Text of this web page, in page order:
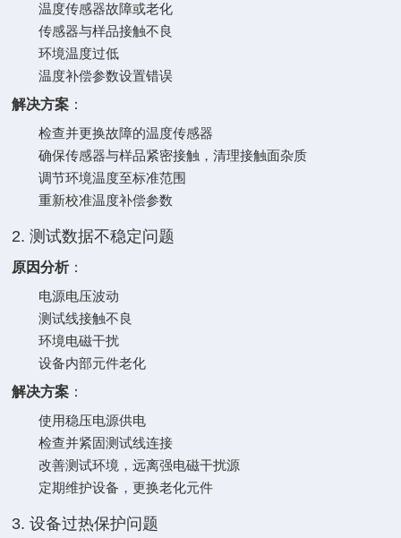
温度传感器故障或老化
传感器与样品接触不良
环境温度过低
温度补偿参数设置错误
解决方案 ‌：
检查并更换故障的温度传感器
确保传感器与样品紧密接触，清理接触面杂质
调节环境温度至标准范围
重新校准温度补偿参数
2. 测试数据不稳定问题
原因分析‌：
电源电压波动
测试线接触不良
环境电磁干扰
设备内部元件老化
解决方案 ‌：
使用稳压电源供电
检查并紧固测试线连接
改善测试环境，远离强电磁干扰源
定期维护设备，更换老化元件
3. 设备过热保护问题